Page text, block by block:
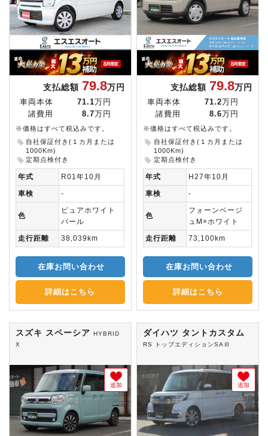
支払総額 79.8万円
車両本体 71.1 万円
諸費用
8.7 万円
※価格はすべて税込みです。
自社保証付き(１カ月または
1000Km)
定期点検付き
年式
R01年10月
車検
-
色
ピュアホワイト
パール
走行距離
38,039km
在庫お問い合わせ
詳細はこちら
支払総額 79.8万円
車両本体 71.2 万円
諸費用
8.6 万円
※価格はすべて税込みです。
自社保証付き(１カ月または
1000Km)
定期点検付き
年式
H27年10月
車検
-
色
フォーンベージ
ュM×ホワイト
走行距離
73,100km
在庫お問い合わせ
詳細はこちら
スズキ スペーシア HYBRID
X
追加
ダイハツ タントカスタム
RS トップエディションSAⅢ
追加